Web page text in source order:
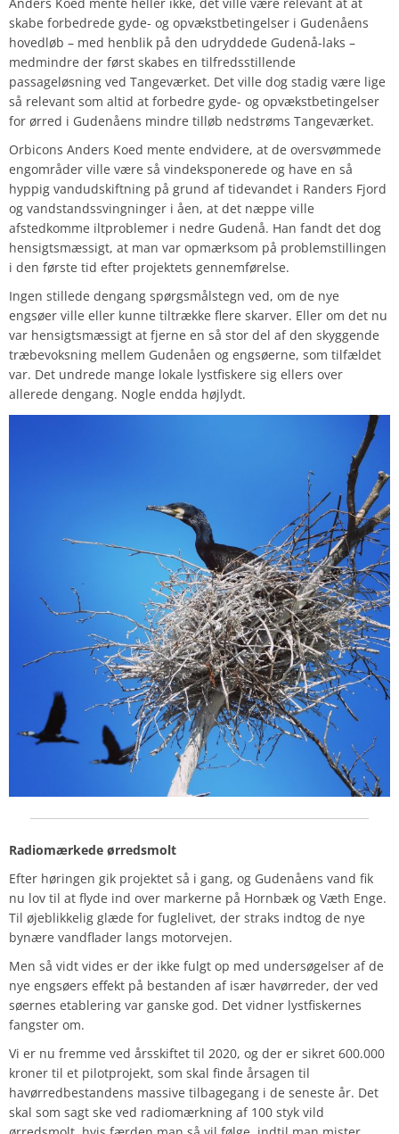
Anders Koed mente heller ikke, det ville være relevant at at
skabe forbedrede gyde- og opvækstbetingelser i Gudenåens
hovedløb – med henblik på den udryddede Gudenå-laks –
medmindre der først skabes en tilfredsstillende
passageløsning ved Tangeværket. Det ville dog stadig være lige
så relevant som altid at forbedre gyde- og opvækstbetingelser
for ørred i Gudenåens mindre tilløb nedstrøms Tangeværket.
Orbicons Anders Koed mente endvidere, at de oversvømmede
engområder ville være så vindeksponerede og have en så
hyppig vandudskiftning på grund af tidevandet i Randers Fjord
og vandstandssvingninger i åen, at det næppe ville
afstedkomme iltproblemer i nedre Gudenå. Han fandt det dog
hensigtsmæssigt, at man var opmærksom på problemstillingen
i den første tid efter projektets gennemførelse.
Ingen stillede dengang spørgsmålstegn ved, om de nye
engsøer ville eller kunne tiltrække flere skarver. Eller om det nu
var hensigtsmæssigt at fjerne en så stor del af den skyggende
træbevoksning mellem Gudenåen og engsøerne, som tilfældet
var. Det undrede mange lokale lystfiskere sig ellers over
allerede dengang. Nogle endda højlydt.
Radiomærkede ørredsmolt
Efter høringen gik projektet så i gang, og Gudenåens vand fik
nu lov til at flyde ind over markerne på Hornbæk og Væth Enge.
Til øjeblikkelig glæde for fuglelivet, der straks indtog de nye
bynære vandflader langs motorvejen.
Men så vidt vides er der ikke fulgt op med undersøgelser af de
nye engsøers effekt på bestanden af især havørreder, der ved
søernes etablering var ganske god. Det vidner lystfiskernes
fangster om.
Vi er nu fremme ved årsskiftet til 2020, og der er sikret 600.000
kroner til et pilotprojekt, som skal finde årsagen til
havørredbestandens massive tilbagegang i de seneste år. Det
skal som sagt ske ved radiomærkning af 100 styk vild